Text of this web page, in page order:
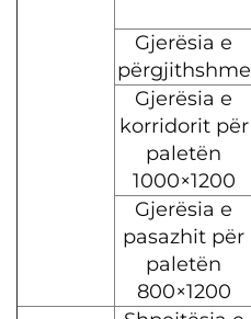
Gjerësia e
përgjithshme
Gjerësia e
korridorit për
paletën
1000×1200
Gjerësia e
pasazhit për
paletën
800×1200